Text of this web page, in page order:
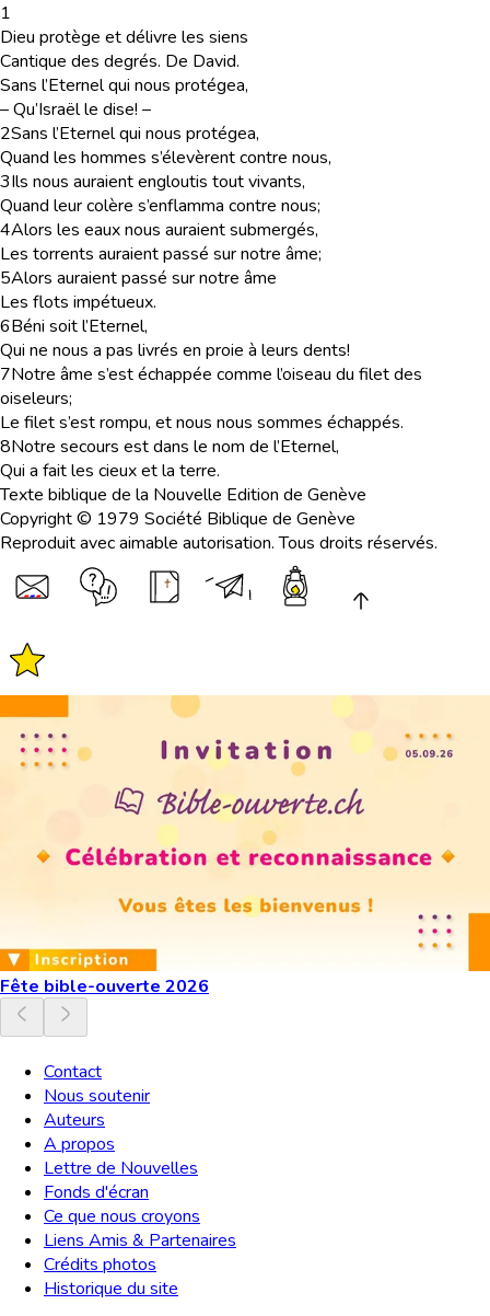
1
Dieu protège et délivre les siens
Cantique des degrés. De David.
Sans l’Eternel qui nous protégea,
– Qu’Israël le dise! –
2Sans l’Eternel qui nous protégea,
Quand les hommes s’élevèrent contre nous,
3Ils nous auraient engloutis tout vivants,
Quand leur colère s’enflamma contre nous;
4Alors les eaux nous auraient submergés,
Les torrents auraient passé sur notre âme;
5Alors auraient passé sur notre âme
Les flots impétueux.
6Béni soit l’Eternel,
Qui ne nous a pas livrés en proie à leurs dents!
7Notre âme s’est échappée comme l’oiseau du filet des
oiseleurs;
Le filet s’est rompu, et nous nous sommes échappés.
8Notre secours est dans le nom de l’Eternel,
Qui a fait les cieux et la terre.
Texte biblique de la Nouvelle Edition de Genève
Copyright © 1979 Société Biblique de Genève
Reproduit avec aimable autorisation. Tous droits réservés.
Fête bible-ouverte 2026
Contact
Nous soutenir
Auteurs
A propos
Lettre de Nouvelles
Fonds d'écran
Ce que nous croyons
Liens Amis & Partenaires
Crédits photos
Historique du site